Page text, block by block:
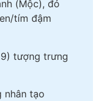
(Mộc), đỏ
tím đậm
tượng trưng
nhân tạo